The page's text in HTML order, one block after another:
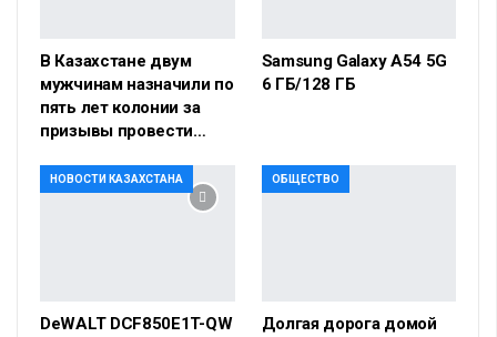
В Казахстане двум
мужчинам назначили по
пять лет колонии за
призывы провести…
Samsung Galaxy A54 5G
6 ГБ/128 ГБ
НОВОСТИ КАЗАХСТАНА
DeWALT DCF850E1T-QW
ОБЩЕСТВО
Долгая дорога домой